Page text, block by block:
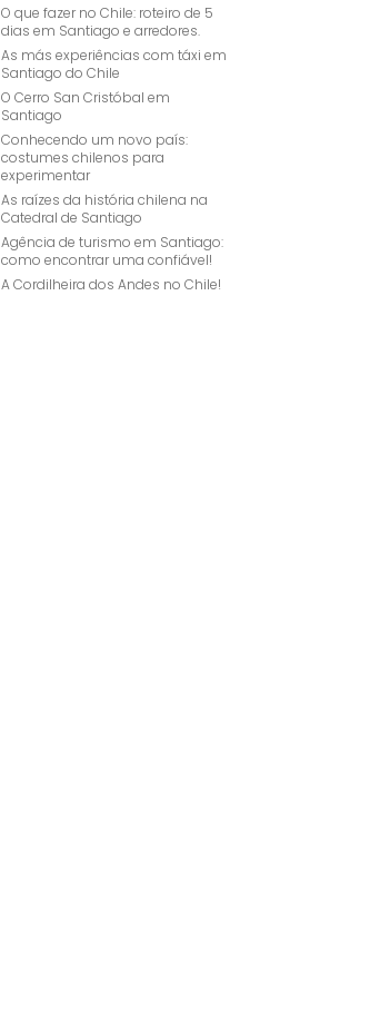
O que fazer no Chile: roteiro de 5
dias em Santiago e arredores.
As más experiências com táxi em
Santiago do Chile
O Cerro San Cristóbal em
Santiago
Conhecendo um novo país:
costumes chilenos para
experimentar
As raízes da história chilena na
Catedral de Santiago
Agência de turismo em Santiago:
como encontrar uma confiável!
A Cordilheira dos Andes no Chile!